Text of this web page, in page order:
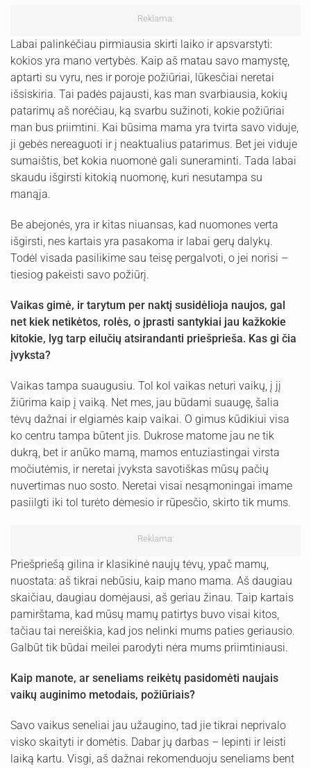
Reklama:
Labai palinkėčiau pirmiausia skirti laiko ir apsvarstyti:
kokios yra mano vertybės. Kaip aš matau savo mamystę,
aptarti su vyru, nes ir poroje požiūriai, lūkesčiai neretai
išsiskiria. Tai padės pajausti, kas man svarbiausia, kokių
patarimų aš norėčiau, ką svarbu sužinoti, kokie požiūriai
man bus priimtini. Kai būsima mama yra tvirta savo viduje,
ji gebės nereaguoti ir į neaktualius patarimus. Bet jei viduje
sumaištis, bet kokia nuomonė gali suneraminti. Tada labai
skaudu išgirsti kitokią nuomonę, kuri nesutampa su
manąja.
Be abejonės, yra ir kitas niuansas, kad nuomones verta
išgirsti, nes kartais yra pasakoma ir labai gerų dalykų.
Todėl visada pasilikime sau teisę pergalvoti, o jei norisi –
tiesiog pakeisti savo požiūrį.
Vaikas gimė, ir tarytum per naktį susidėlioja naujos, gal
net kiek netikėtos, rolės, o įprasti santykiai jau kažkokie
kitokie, lyg tarp eilučių atsirandanti priešprieša. Kas gi čia
įvyksta?
Vaikas tampa suaugusiu. Tol kol vaikas neturi vaikų, į jį
žiūrima kaip į vaiką. Net mes, jau būdami suaugę, šalia
tėvų dažnai ir elgiamės kaip vaikai. O gimus kūdikiui visa
ko centru tampa būtent jis. Dukrose matome jau ne tik
dukrą, bet ir anūko mamą, mamos entuziastingai virsta
močiutėmis, ir neretai įvyksta savotiškas mūsų pačių
nuvertimas nuo sosto. Neretai visai nesąmoningai imame
pasiilgti iki tol turėto dėmesio ir rūpesčio, skirto tik mums.
Reklama:
Priešpriešą gilina ir klasikinė naujų tėvų, ypač mamų,
nuostata: aš tikrai nebūsiu, kaip mano mama. Aš daugiau
skaičiau, daugiau domėjausi, aš geriau žinau. Taip kartais
pamirštama, kad mūsų mamų patirtys buvo visai kitos,
tačiau tai nereiškia, kad jos nelinki mums paties geriausio.
Galbūt tik būdai meilei parodyti nėra mums priimtiniausi.
Kaip manote, ar seneliams reikėtų pasidomėti naujais
vaikų auginimo metodais, požiūriais?
Savo vaikus seneliai jau užaugino, tad jie tikrai neprivalo
visko skaityti ir domėtis. Dabar jų darbas – lepinti ir leisti
laiką kartu. Visgi, aš dažnai rekomenduoju seneliams bent